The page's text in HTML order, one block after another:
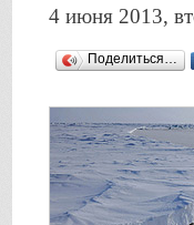
4 июня 2013,
Поделиться…